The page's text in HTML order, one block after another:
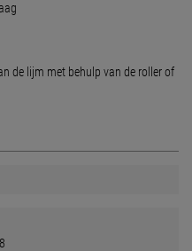
de lijm met behulp van de roller of